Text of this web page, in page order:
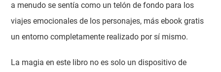
a menudo se sentía como un telón de fondo para los
viajes emocionales de los personajes, más ebook gratis
un entorno completamente realizado por sí mismo.
La magia en este libro no es solo un dispositivo de